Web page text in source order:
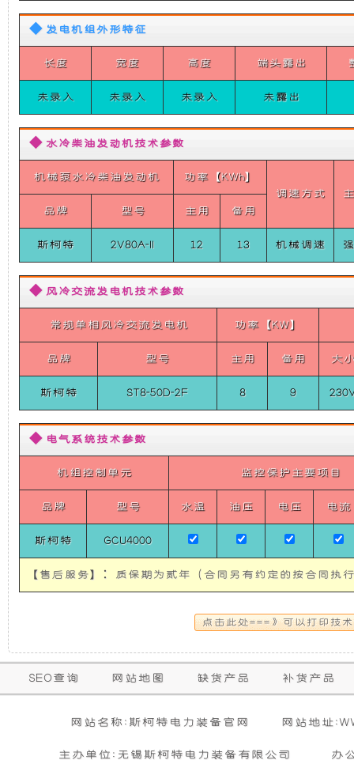
更
稳
保
方
所
有
静
音
电
基
础
上
增
加
一
装
使
发
电
机
有
和
斯
柯
特
柴
油
静
音
发
电
机
组
（单
相
50HZ
3000
转）
8KW
SICOTE
Diesel
Silent
Generator
Set
(single-
phase
50HZ
3000RPM)
◆ 发电机组外形特征
长度 宽度 高度 端头露出
未录入 未录入 未录入 未露出
◆ 水冷柴油发动机技术参数
机械泵水冷柴油发动机
功率【KWh】
调速方式
品牌
型号 主用 备用
斯柯特 2V80A-II 12 13 机械调速
◆ 风冷交流发电机技术参数
常规单相风冷交流发电机 功率【KW】
品牌 型号 主用 备用 大
斯柯特 ST8-50D-2F 8 9
◆ 电气系统技术参数
机组控制单元 监控保护主要项目
品牌 型号 水温 油压 电压 电流
斯柯特 GCU4000
【售后服务】：质保期为贰年（合同另有约定的按合同
购买本公司产品达到规定金额可获增三滤
活动时间 : 从2026年01月01日 0点0分 2026年12月
零担运输（运费到付）
所需时间 : 3-4 天 [ 国内 ]
修
SEO查询 网站地图 缺货产品 补货产品
网站名称:斯柯特电力装备官网 网站地址
主办单位:无锡斯柯特电力装备有限公司 办